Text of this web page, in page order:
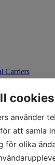
Carriers
Carriers
cookies
använder
att samla in
för olika